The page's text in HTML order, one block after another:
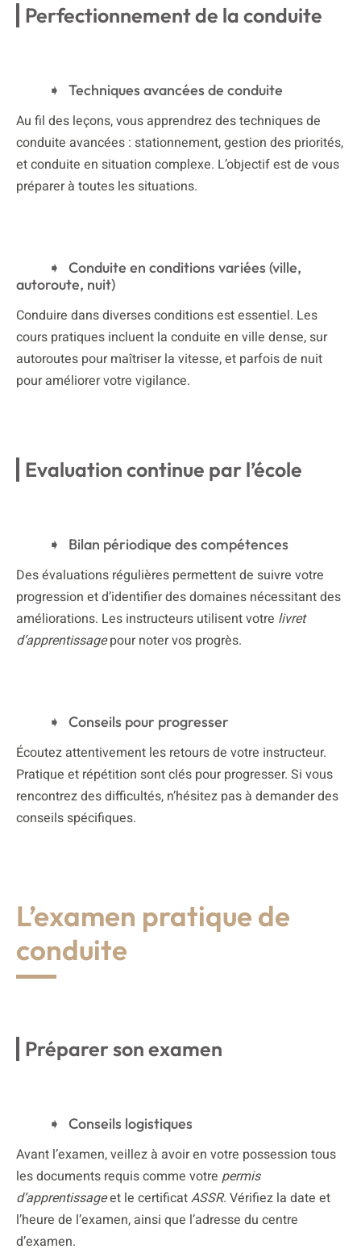
Perfectionnement de la conduite
Techniques avancées de conduite
Au fil des leçons, vous apprendrez des techniques de
conduite avancées : stationnement, gestion des priorités,
et conduite en situation complexe. L’objectif est de vous
préparer à toutes les situations.
Conduite en conditions variées (ville,
autoroute, nuit)
Conduire dans diverses conditions est essentiel. Les
cours pratiques incluent la conduite en ville dense, sur
autoroutes pour maîtriser la vitesse, et parfois de nuit
pour améliorer votre vigilance.
Evaluation continue par l’école
Bilan périodique des compétences
Des évaluations régulières permettent de suivre votre
progression et d’identifier des domaines nécessitant des
améliorations. Les instructeurs utilisent votre livret
d’apprentissagepour noter vos progrès.
Conseils pour progresser
Écoutez attentivement les retours de votre instructeur.
Pratique et répétition sont clés pour progresser. Si vous
rencontrez des difficultés, n’hésitez pas à demander des
conseils spécifiques.
L’examen pratique de
conduite
Préparer son examen
Conseils logistiques
Avant l’examen, veillez à avoir en votre possession tous
les documents requis comme votre permis
d’apprentissageet le certificatASSR. Vérifiez la date et
l’heure de l’examen, ainsi que l’adresse du centre
d’examen.